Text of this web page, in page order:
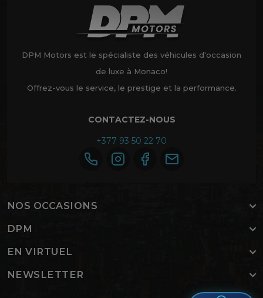
DPM Motors est le spécialiste des véhicules d'occasion
de luxe à Monaco!
Offrez-vous le service, le prestige et la performance.
CONTACTEZ-NOUS
+377 93 50 22 70
NOS OCCASIONS
DPM
EN VIRTUEL
NEWSLETTER